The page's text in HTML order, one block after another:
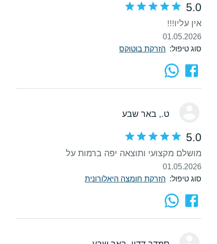
5.0
אין עליו!!!
01.05.2026
סוג טיפול: הזרקת בוטוקס
ט., באר שבע
5.0
מושלם מקצועי ותוצאה יפה ברמות על
01.05.2026
סוג טיפול: הזרקת חומצה היאלורונית